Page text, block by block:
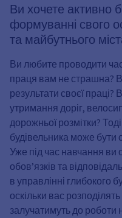
Ви хочете активно
формуванні свого
та майбутнього
Ви любите проводити
праця вам не страшна?
результати своєї праці?
утримання доріг,
дорожньої розмітки?
будівельника може
Уже під час навчання
обов’язків та
в управлінні глибокого
оскільки вас
залучатимуть до роботи